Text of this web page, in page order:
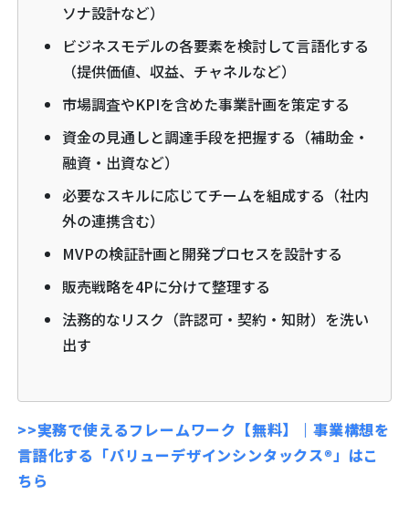
ソナ設計など）
ビジネスモデルの各要素を検討して言語化する
（提供価値、収益、チャネルなど）
市場調査やKPIを含めた事業計画を策定する
資金の見通しと調達手段を把握する（補助金・
融資・出資など）
必要なスキルに応じてチームを組成する（社内
外の連携含む）
MVPの検証計画と開発プロセスを設計する
販売戦略を4Pに分けて整理する
法務的なリスク（許認可・契約・知財）を洗い
出す
>>実務で使えるフレームワーク【無料】｜事業構想を
言語化する「バリューデザインシンタックス®」はこ
ちら